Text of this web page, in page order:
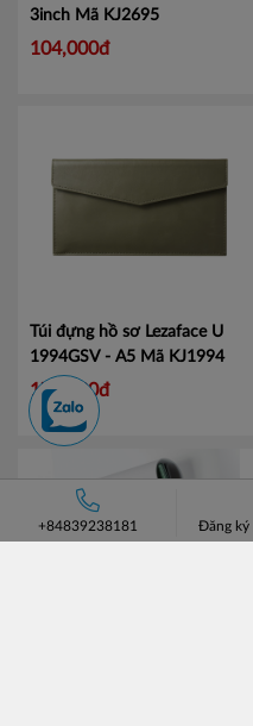
3inch Mã KJ2695
104,000đ
Túi đựng hồ sơ Lezaface U
1994GSV - A5 Mã KJ1994
175,000đ
+84839238181 Đăng ký